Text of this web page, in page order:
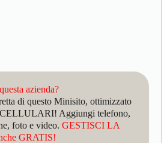
azienda?
di questo Minisito, ottimizzato
Aggiungi telefono,
foto e video.GESTISCI LA
GRATIS!